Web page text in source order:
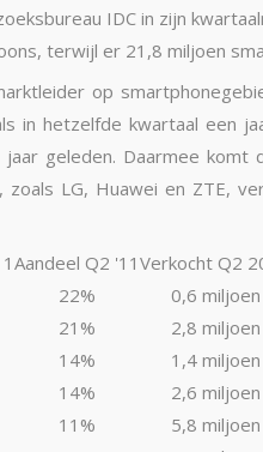
IDC in zijn
terwijl er 21,8 miljoen
op
in hetzelfde kwartaal een
geleden. Daarmee
zoals LG, Huawei en ZTE,
Aandeel Q2 '11 Verkocht Q2
22% 0,6 miljoen
21% 2,8 miljoen
14% 1,4 miljoen
14% 2,6 miljoen
11% 5,8 miljoen